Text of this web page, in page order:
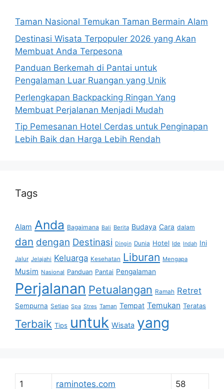
Taman Nasional Temukan Taman Bermain Alam
Destinasi Wisata Terpopuler 2026 yang Akan
Membuat Anda Terpesona
Panduan Berkemah di Pantai untuk
Pengalaman Luar Ruangan yang Unik
Perlengkapan Backpacking Ringan Yang
Membuat Perjalanan Menjadi Mudah
Tip Pemesanan Hotel Cerdas untuk Penginapan
Lebih Baik dan Harga Lebih Rendah
Tags
Alam Anda Bagaimana Bali Berita Budaya Cara dalam
dan dengan Destinasi Dingin Dunia Hotel Ide Indah Ini
Jalur Jelajahi Keluarga Kesehatan Liburan Mengapa
Musim Nasional Panduan Pantai Pengalaman
Perjalanan Petualangan Ramah Retret
Sempurna Setiap Spa Stres Taman Tempat Temukan Teratas
Terbaik Tips untuk Wisata yang
1 raminotes.com 58